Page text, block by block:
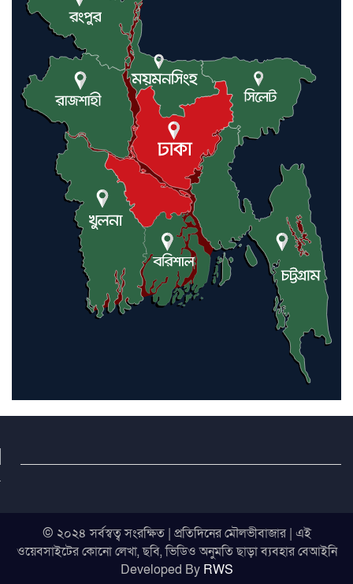
লন্ডনে আদমপুর ইউনাইটেড কলেজ
বাস্তবায়ন নিয়ে আলোচনা সভা
আন্তর্জাতিক মানবাধিকার সম্মেলনে
বিশেষ সম্মাননা পেলেন ফারুক খাঁন,
শ্রীমঙ্গলে সংবর্ধনা
© ২০২৪ সর্বস্বত্ব সংরক্ষিত | প্রতিদিনের মৌলভীবাজার | এই
ওয়েবসাইটের কোনো লেখা, ছবি, ভিডিও অনুমতি ছাড়া ব্যবহার বেআইনি
Developed By RWS